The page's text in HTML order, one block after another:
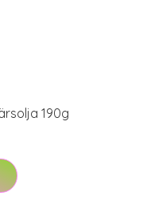
190g